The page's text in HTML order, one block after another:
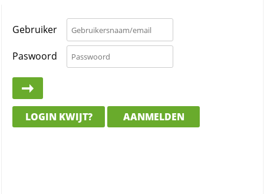
Gebruiker
Paswoord
LOGIN KWIJT? AANMELDEN